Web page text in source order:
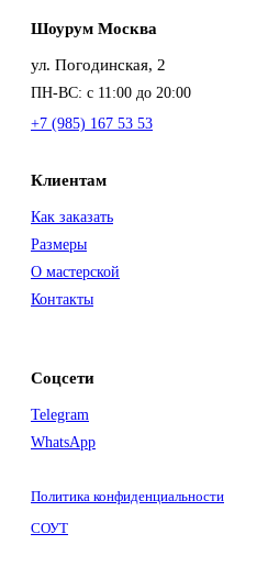
Шоурум Москва
ул. Погодинская, 2
ПН-ВС: с 11:00 до 20:00
+7 (985) 167 53 53
Клиентам
Как заказать
Размеры
О мастерской
Контакты
Соцсети
Telegram
WhatsApp
Политика конфиденциальности
СОУТ